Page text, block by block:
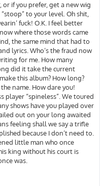
if you prefer, get a new wig
to your level. Oh shit,
fuck! O.K. I feel better
where those words came
the same mind that had to
lyrics. Who’s the fraud now
for me. How many
did it take the current
this album? How long?
name. How dare you!
player “spineless”. We toured
shows have you played over
out on your long awaited
feeling shall we say a trifle
because I don’t need to.
little man who once
king without his court is
was.